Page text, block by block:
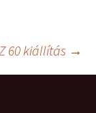
60 kiállítás →